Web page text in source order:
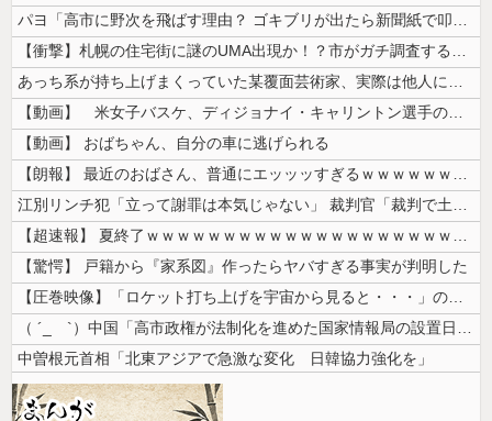
パヨ「高市に野次を飛ばす理由？ ゴキブリが出たら新聞紙で叩くでしょ。そ...
【衝撃】札幌の住宅街に謎のUMA出現か！？市がガチ調査するも「クマの痕...
あっち系が持ち上げまくっていた某覆面芸術家、実際は他人に迷惑をかけまく...
【動画】 米女子バスケ、ディジョナイ・キャリントン選手の余りにあからさ...
【動画】 おばちゃん、自分の車に逃げられる
【朗報】 最近のおばさん、普通にエッッッすぎるｗｗｗｗｗｗｗｗｗｗ
江別リンチ犯「立って謝罪は本気じゃない」 裁判官「裁判で土下座してない...
【超速報】 夏終了ｗｗｗｗｗｗｗｗｗｗｗｗｗｗｗｗｗｗｗｗｗｗｗｗｗｗ...
【驚愕】 戸籍から『家系図』作ったらヤバすぎる事実が判明した
【圧巻映像】「ロケット打ち上げを宇宙から見ると・・・」の動画が衝撃的
（ ´_ゝ`）中国「高市政権が法制化を進めた国家情報局の設置日が7月3...
中曽根元首相「北東アジアで急激な変化 日韓協力強化を」